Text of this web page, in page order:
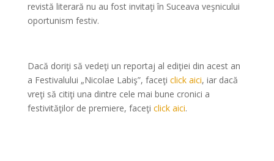
revistă literară nu au fost invitaţi în Suceava veşnicului
oportunism festiv.
Dacă doriţi să vedeţi un reportaj al ediţiei din acest an
a Festivalului „Nicolae Labiş”, faceţi click aici, iar dacă
vreţi să citiţi una dintre cele mai bune cronici a
festivităţilor de premiere, faceţi click aici.